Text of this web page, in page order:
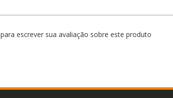
para escrever sua avaliação sobre este produto